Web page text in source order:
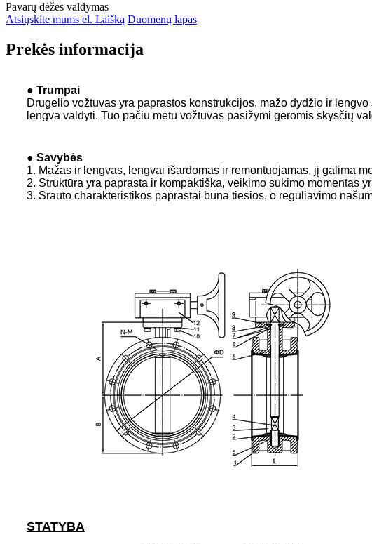
Pavarų dėžės valdymas
Atsiųskite mums el. Laišką Duomenų lapas
Prekės informacija
● Trumpai
Drugelio vožtuvas yra paprastos konstrukcijos, mažo dydžio ir
lengva valdyti. Tuo pačiu metu vožtuvas pasižymi geromis skysčių
● Savybės
1. Mažas ir lengvas, lengvai išardomas ir remontuojamas, jį galima
2. Struktūra yra paprasta ir kompaktiška, veikimo sukimo momentas
3. Srauto charakteristikos paprastai būna tiesios, o reguliavimo
STATYBA